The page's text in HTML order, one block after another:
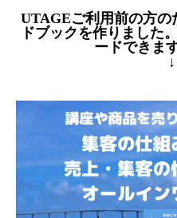
UTAGEご利用前の方の
ドブックを作りました
ードできま